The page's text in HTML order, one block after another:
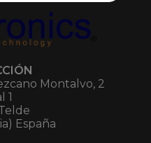
Montalvo, 2
1
España